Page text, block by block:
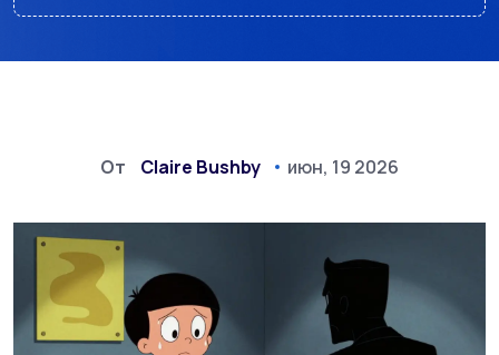
От Claire Bushby июн, 19 2026